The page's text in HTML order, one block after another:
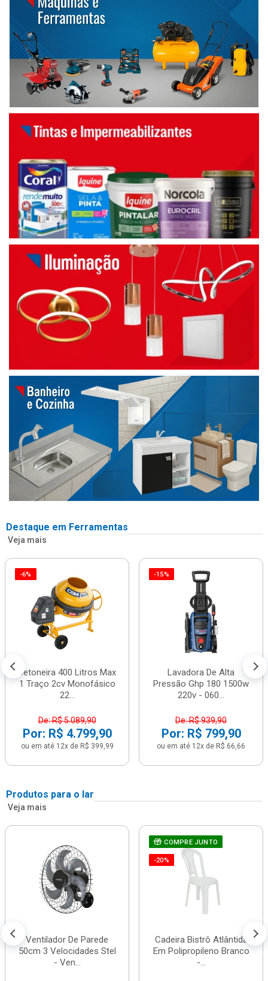
Destaque em Ferramentas
Veja mais
-6%
Betoneira 400 Litros Max
1 Traço 2cv Monofásico
22...
De: R$ 5.089,90
Por: R$ 4.799,90
ou em até 12x de R$ 399,99
-15%
Lavadora De Alta
Pressão Ghp 180 1500w
220v - 060...
De: R$ 939,90
Por: R$ 799,90
ou em até 12x de R$ 66,66
Produtos para o lar
Veja mais
Ventilador De Parede
50cm 3 Velocidades Stel
- Ven...
COMPRE JUNTO
-20%
Cadeira Bistrô Atlântida
Em Polipropileno Branco
-...